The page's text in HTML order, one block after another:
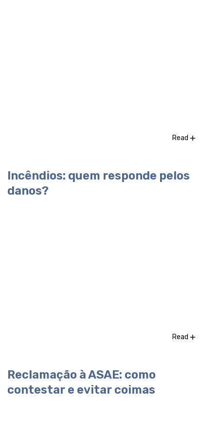
Read
Incêndios: quem responde pelos
danos?
Read
Reclamação à ASAE: como
contestar e evitar coimas